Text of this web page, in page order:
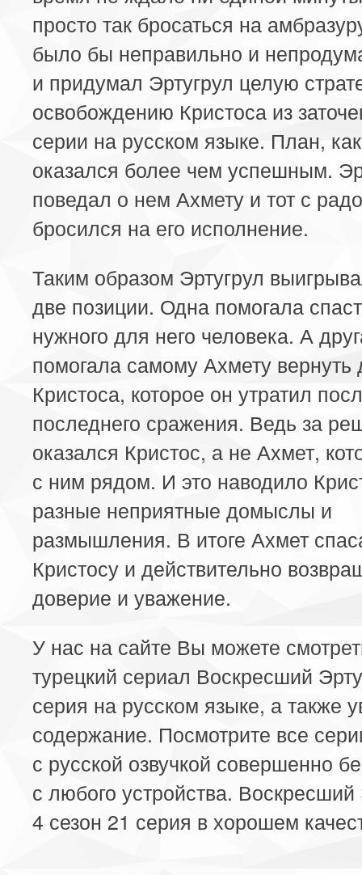
просто так бросаться на
было бы неправильно и
и придумал Эртугрул целую
освобождению Кристоса из
серии на русском языке. План,
оказался более чем успешным.
поведал о нем Ахмету и тот с
бросился на его исполнение.
Таким образом Эртугрул
две позиции. Одна помогала
нужного для него человека. А
помогала самому Ахмету вернуть
Кристоса, которое он утратил
последнего сражения. Ведь за
оказался Кристос, а не Ахмет,
с ним рядом. И это наводило
разные неприятные домыслы и
размышления. В итоге Ахмет
Кристосу и действительно
доверие и уважение.
У нас на сайте Вы можете
турецкий сериал Воскресший
серия на русском языке, а также
содержание. Посмотрите все
с русской озвучкой совершенно
с любого устройства. Воскресший
4 сезон 21 серия в хорошем